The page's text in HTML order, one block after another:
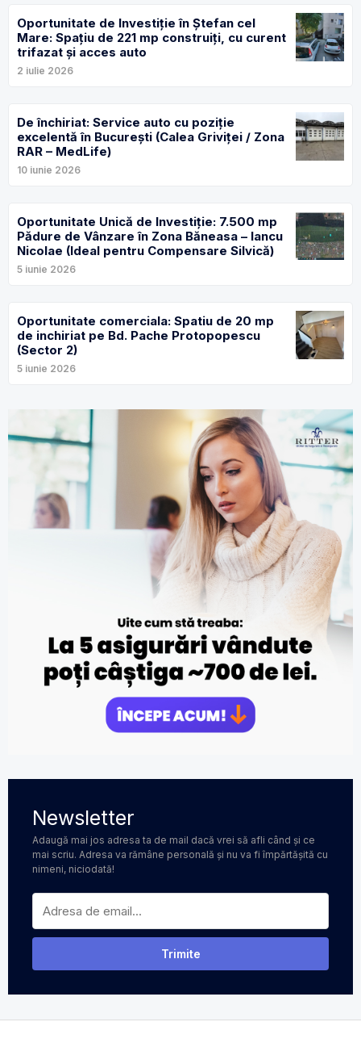
Oportunitate de Investiție în Ștefan cel
Mare: Spațiu de 221 mp construiți, cu curent
trifazat și acces auto
2 iulie 2026
De închiriat: Service auto cu poziție
excelentă în București (Calea Griviței / Zona
RAR – MedLife)
10 iunie 2026
Oportunitate Unică de Investiție: 7.500 mp
Pădure de Vânzare în Zona Băneasa – Iancu
Nicolae (Ideal pentru Compensare Silvică)
5 iunie 2026
Oportunitate comerciala: Spatiu de 20 mp
de inchiriat pe Bd. Pache Protopopescu
(Sector 2)
5 iunie 2026
Newsletter
Adaugă mai jos adresa ta de mail dacă vrei să afli când și ce
mai scriu. Adresa va rămâne personală și nu va fi împărtășită cu
nimeni, niciodată!